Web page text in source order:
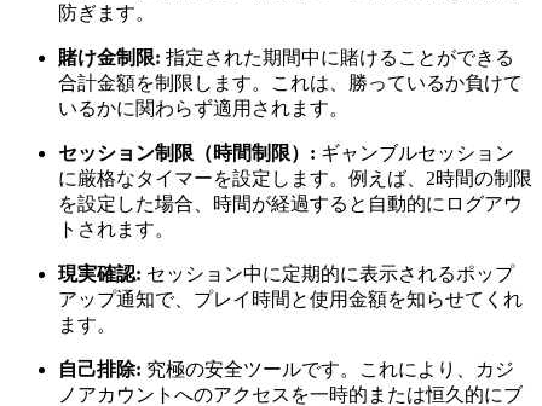
防ぎます。
賭け金制限: 指定された期間中に賭けることができる
合計金額を制限します。これは、勝っているか負けて
いるかに関わらず適用されます。
セッション制限（時間制限）: ギャンブルセッション
に厳格なタイマーを設定します。例えば、2時間の制限
を設定した場合、時間が経過すると自動的にログアウ
トされます。
現実確認: セッション中に定期的に表示されるポップ
アップ通知で、プレイ時間と使用金額を知らせてくれ
ます。
自己排除: 究極の安全ツールです。これにより、カジ
ノアカウントへのアクセスを一時的または恒久的にブ